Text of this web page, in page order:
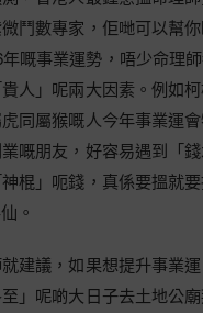
鬥數專家，佢哋可以幫
嘅事業運勢，唔少命理
人」呢兩大因素。例如
同屬猴嘅人今年事業運
嘅朋友，好容易遇到「錢
棍」呃錢，真係要搵就
。
建議，如果想提升事業
」呢啲大日子去土地公